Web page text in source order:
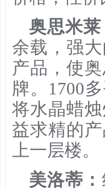
奥思米莱
余载，强
产品，使
牌。1700
将水晶蜡
益求精的
上一层楼。
美洛蒂：